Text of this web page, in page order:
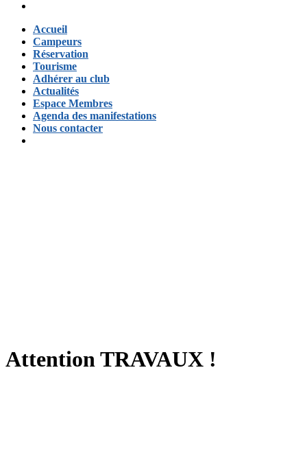
Accueil
Campeurs
Réservation
Tourisme
Adhérer au club
Actualités
Espace Membres
Agenda des manifestations
Nous contacter
Attention TRAVAUX !